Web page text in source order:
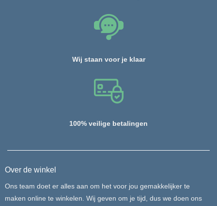
Wij staan voor je klaar
100% veilige betalingen
Over de winkel
Ons team doet er alles aan om het voor jou gemakkelijker te
maken online te winkelen. Wij geven om je tijd, dus we doen ons